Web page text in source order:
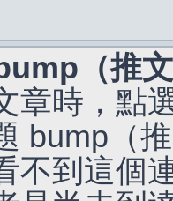
（推
章時，點
bump（
不到這個